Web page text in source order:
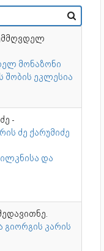
მონაზონი
შობის ეკლესია
-
ძე ქარუმიძე
და
გიორგის კარის